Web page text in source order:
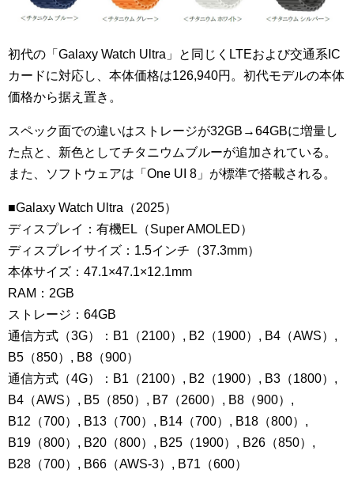
初代の「Galaxy Watch Ultra」と同じくLTEおよび交通系IC
カードに対応し、本体価格は126,940円。初代モデルの本体
価格から据え置き。
スペック面での違いはストレージが32GB→64GBに増量し
た点と、新色としてチタニウムブルーが追加されている。
また、ソフトウェアは「One UI 8」が標準で搭載される。
■Galaxy Watch Ultra（2025）
ディスプレイ：有機EL（Super AMOLED）
ディスプレイサイズ：1.5インチ（37.3mm）
本体サイズ：47.1×47.1×12.1mm
RAM：2GB
ストレージ：64GB
通信方式（3G）：B1（2100）, B2（1900）, B4（AWS）,
B5（850）, B8（900）
通信方式（4G）：B1（2100）, B2（1900）, B3（1800）,
B4（AWS）, B5（850）, B7（2600）, B8（900）,
B12（700）, B13（700）, B14（700）, B18（800）,
B19（800）, B20（800）, B25（1900）, B26（850）,
B28（700）, B66（AWS-3）, B71（600）